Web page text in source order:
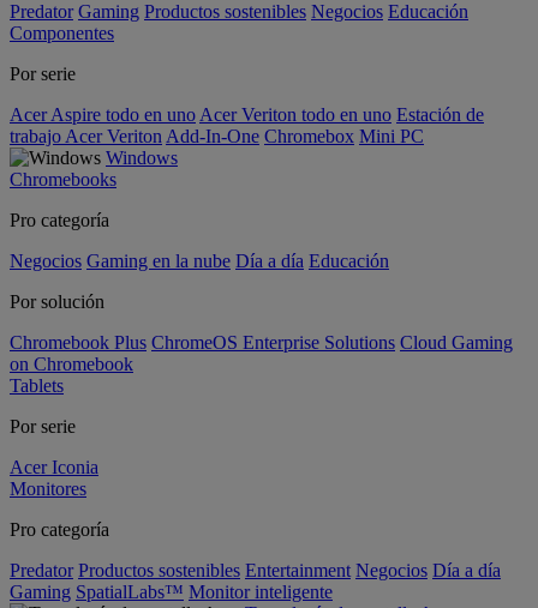
Predator Gaming Productos sostenibles Negocios Educación
Componentes
Por serie
Acer Aspire todo en uno Acer Veriton todo en uno Estación de
trabajo Acer Veriton Add-In-One Chromebox Mini PC
Windows
Chromebooks
Pro categoría
Negocios Gaming en la nube Día a día Educación
Por solución
Chromebook Plus ChromeOS Enterprise Solutions Cloud Gaming
on Chromebook
Tablets
Por serie
Acer Iconia
Monitores
Pro categoría
Predator Productos sostenibles Entertainment Negocios Día a día
Gaming SpatialLabs™ Monitor inteligente